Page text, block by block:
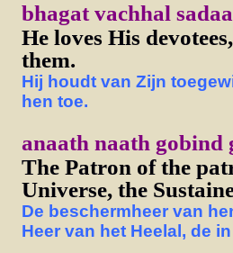
bhagat vachhal
He loves His
them.
Hij houdt van Zijn
hen toe.
anaath naath gobind
The Patron of the
Universe, the
De beschermheer van
Heer van het Heelal, de